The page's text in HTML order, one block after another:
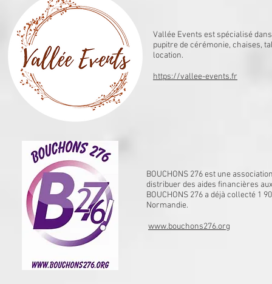
Vallée Events est spécialisé
pupitre de cérémonie, chaises,
location.
https://vallee-events.fr
BOUCHONS 276 est une
distribuer des aides financières
BOUCHONS 276 a déjà collecté 1
Normandie.
www.bouchons276.org